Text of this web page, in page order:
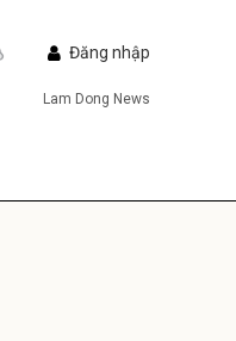
Đăng nhập
Lam Dong News